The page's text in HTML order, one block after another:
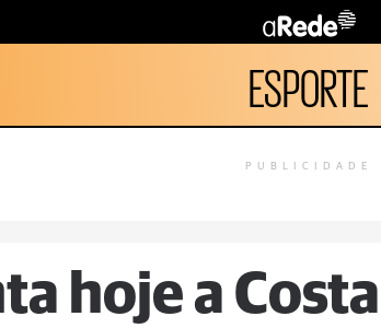
ESPORTE
PUBLICIDADE
hoje a Costa